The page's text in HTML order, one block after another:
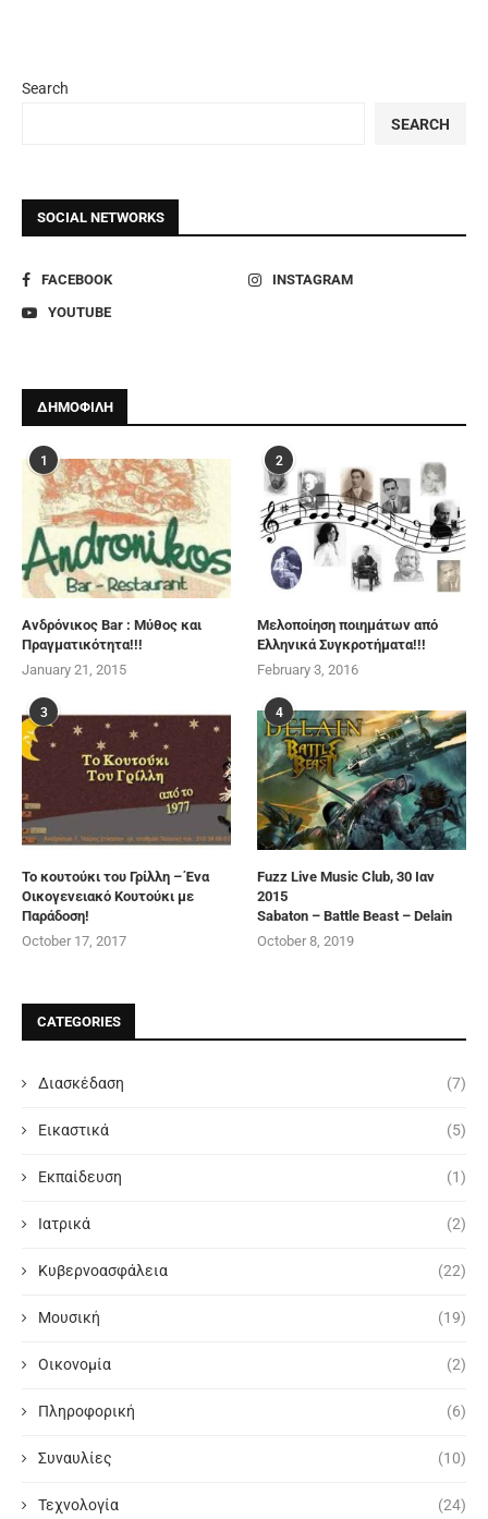
Search
SEARCH
SOCIAL NETWORKS
FACEBOOK
INSTAGRAM
YOUTUBE
ΔΗΜΟΦΙΛΗ
1
Ανδρόνικος Bar : Μύθος και
Πραγματικότητα!!!
January 21, 2015
2
Μελοποίηση ποιημάτων από
Ελληνικά Συγκροτήματα!!!
February 3, 2016
3
Το κουτούκι του Γρίλλη – Ένα
Οικογενειακό Κουτούκι με
Παράδοση!
October 17, 2017
4
Fuzz Live Music Club, 30 Ιαν
2015
Sabaton – Battle Beast – Delain
October 8, 2019
CATEGORIES
Διασκέδαση (7)
Εικαστικά (5)
Εκπαίδευση (1)
Ιατρικά (2)
Κυβερνοασφάλεια (22)
Μουσική (19)
Οικονομία (2)
Πληροφορική (6)
Συναυλίες (10)
Τεχνολογία (24)